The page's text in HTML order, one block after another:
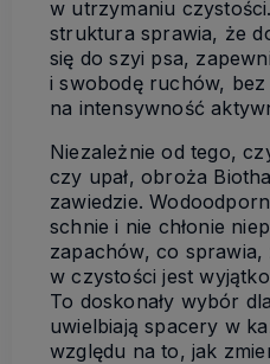
w utrzymaniu
struktura sprawia, że
się do szyi psa,
i swobodę ruchów, bez
na intensywność
Niezależnie od tego,
czy upał, obroża
zawiedzie.
schnie i nie chłonie
zapachów, co sprawia,
w czystości jest
To doskonały wybór
uwielbiają spacery w
względu na to, jak